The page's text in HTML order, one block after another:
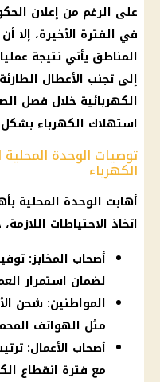
على الرغم من إعلان
في الفترة الأخيرة، إلا
المناطق يأتي نتيجة
إلى تجنب الأعطال
الكهربائية خلال فصل
استهلاك الكهرباء
توصيات الوحدة
الكهرباء
أهابت الوحدة المحلية
اتخاذ الاحتياطات
أصحاب المخابز:
لضمان استمرار
المواطنين: شحن
مثل الهواتف
أصحاب الأعمال:
مع فترة انقطاع